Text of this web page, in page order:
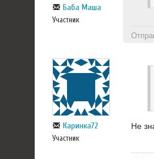
Баба Маша
Участник
Каринка72
Участник
Не